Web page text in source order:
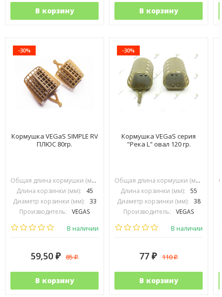
В корзину В корзину
-30%
Кормушка VEGaS SIMPLE RV
ПЛЮС 80гр.
Общая длина кормушки (мм):
Длина корзинки (мм):
45
Диаметр корзинки (мм):
33
Производитель:
VEGAS
В наличии
59,50 ₽ 85₽
В корзину
-30%
Кормушка VEGaS серия
"Река L" овал 120 гр.
Общая длина кормушки (мм):
Длина корзинки (мм):
55
Диаметр корзинки (мм):
38
Производитель:
VEGAS
В наличии
77 ₽ 110₽
В корзину